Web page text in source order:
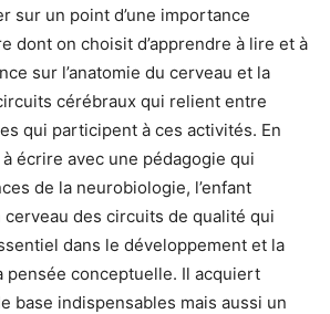
sur un point d’une importance
dont on choisit d’apprendre à lire et à
sur l’anatomie du cerveau et la
cérébraux qui relient entre
qui participent à ces activités. En
écrire avec une pédagogie qui
de la neurobiologie, l’enfant
des circuits de qualité qui
tiel dans le développement et la
pensée conceptuelle. Il acquiert
base indispensables mais aussi un